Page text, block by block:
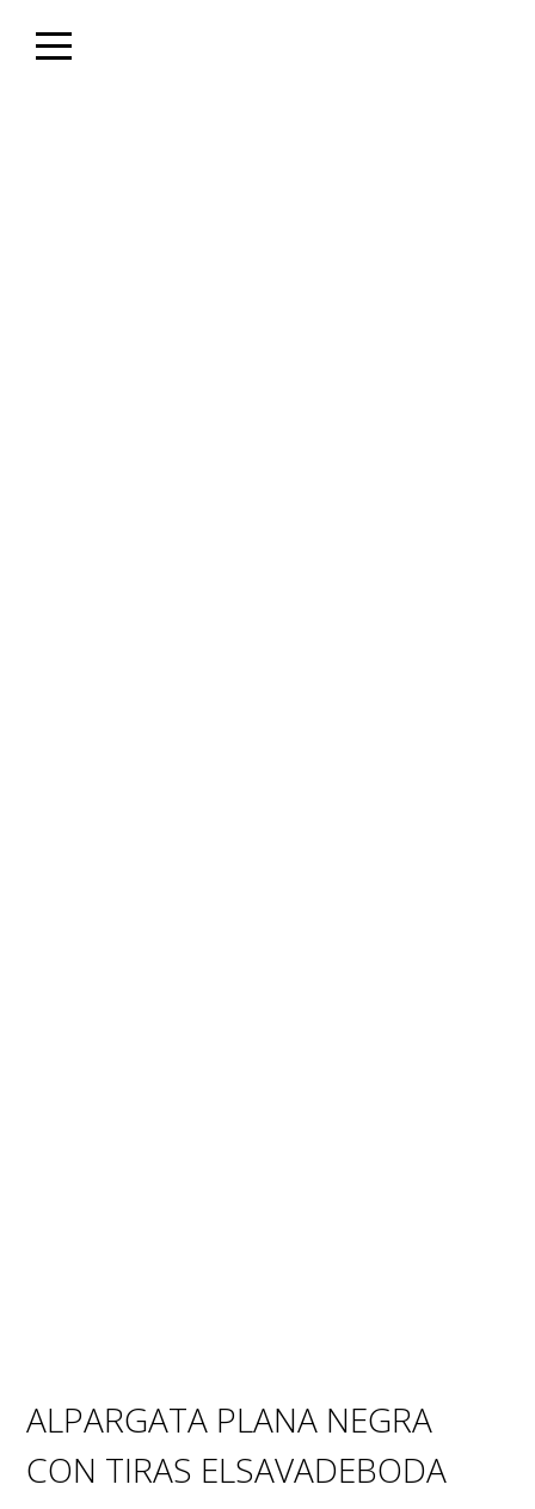
¡Oferta!
ALPARGATA PLANA NEGRA
CON TIRAS ELSAVADEBODA